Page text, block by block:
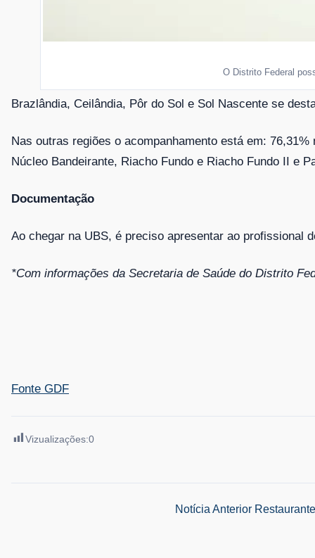
O Distrito Federal
Brazlândia, Ceilândia, Pôr do Sol e Sol Nascente se
Nas outras regiões o acompanhamento está em:
Núcleo Bandeirante, Riacho Fundo e Riacho Fundo II e
Documentação
Ao chegar na UBS, é preciso apresentar ao profissional
*Com informações da Secretaria de Saúde do Distrito
Fonte GDF
Vizualizações:0
Notícia Anterior